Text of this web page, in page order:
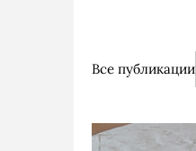
Все публикации